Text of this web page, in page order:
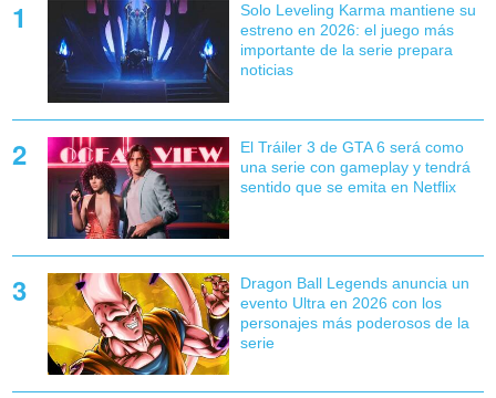
Solo Leveling Karma mantiene su
estreno en 2026: el juego más
importante de la serie prepara
noticias
El Tráiler 3 de GTA 6 será como
una serie con gameplay y tendrá
sentido que se emita en Netflix
Dragon Ball Legends anuncia un
evento Ultra en 2026 con los
personajes más poderosos de la
serie